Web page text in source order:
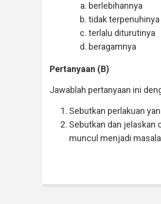
berlebihannya
tidak terpenuhinya
terlalu diturutinya
beragamnya
Pertanyaan (B)
Jawablah pertanyaan ini
Sebutkan perlakuan
Sebutkan dan jelaskan
muncul menjadi